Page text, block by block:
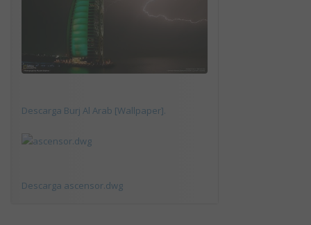
Descarga Burj Al Arab [Wallpaper].
Descarga ascensor.dwg